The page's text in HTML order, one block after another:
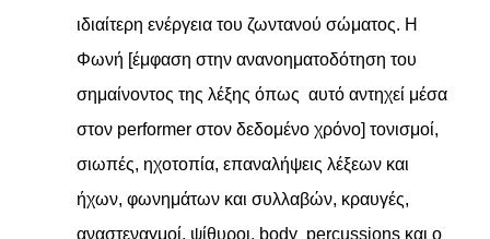
ιδιαίτερη ενέργεια του ζωντανού σώματος. Η
Φωνή [έμφαση στην ανανοηματοδότηση του
σημαίνοντος της λέξης όπως αυτό αντηχεί μέσα
στον performer στον δεδομένο χρόνο] τονισμοί,
σιωπές, ηχοτοπία, επαναλήψεις λέξεων και
ήχων, φωνημάτων και συλλαβών, κραυγές,
αναστεναγμοί, ψίθυροι, body percussions και ο